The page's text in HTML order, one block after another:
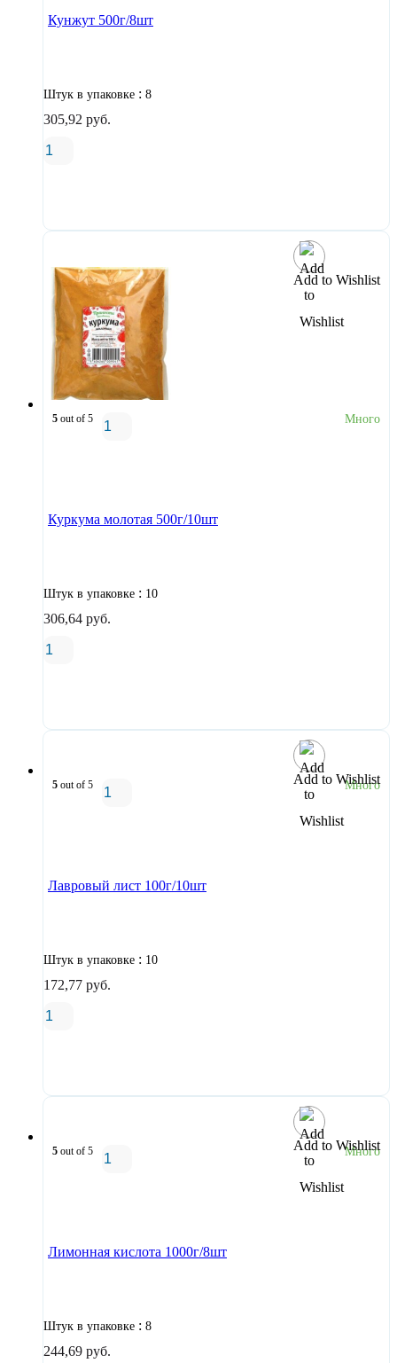
Кунжут 500г/8шт
Штук в упаковке : 8
305,92 руб.
Add to Wishlist
5 out of 5 Много
Куркума молотая 500г/10шт
Штук в упаковке : 10
306,64 руб.
Add to Wishlist
5 out of 5 Много
Лавровый лист 100г/10шт
Штук в упаковке : 10
172,77 руб.
Add to Wishlist
5 out of 5 Много
Лимонная кислота 1000г/8шт
Штук в упаковке : 8
244,69 руб.